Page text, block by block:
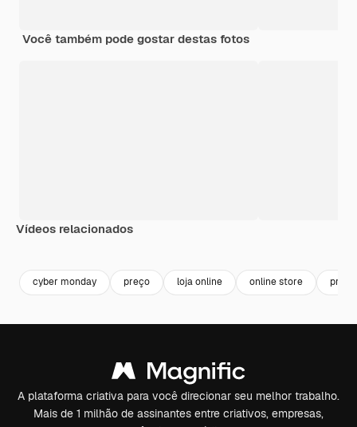
Você também pode gostar destas fotos
Vídeos relacionados
cyber monday preço loja online online store
A plataforma criativa para você direcionar seu melhor trabalho.
Mais de 1 milhão de assinantes entre criativos, empresas,